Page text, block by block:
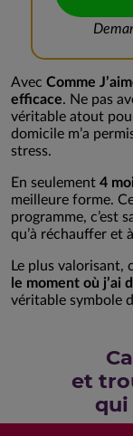
Avec Comme
efficace. Ne pas
véritable atout
domicile m’a
stress.
En seulement 4
meilleure forme.
programme, c’est
qu’à réchauffer et
Le plus valorisant,
le moment où j’ai
véritable symbole
et
qui